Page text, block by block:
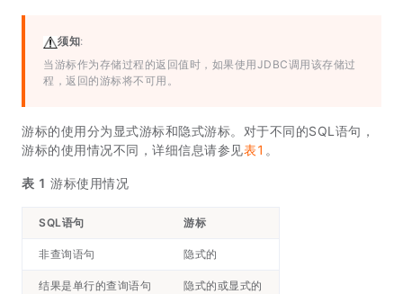
须知:
当游标作为存储过程的返回值时，如果使用JDBC调用该存储过
程，返回的游标将不可用。
游标的使用分为显式游标和隐式游标。对于不同的SQL语句，
游标的使用情况不同，详细信息请参见表1 。
表 1 游标使用情况
SQL语句 游标
非查询语句 隐式的
结果是单行的查询语句 隐式的或显式的